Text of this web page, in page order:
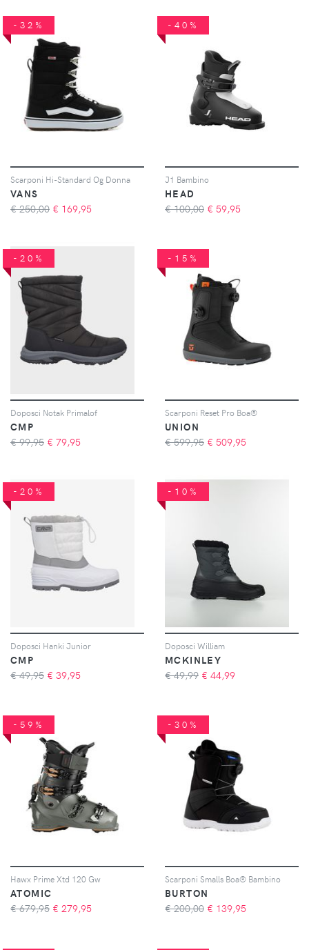
-32%
Scarponi Hi-Standard Og Donna
VANS
€ 250,00 € 169,95
-40%
J1 Bambino
HEAD
€ 100,00 € 59,95
-20%
Doposci Notak Primalof
CMP
€ 99,95 € 79,95
-15%
Scarponi Reset Pro Boa®
UNION
€ 599,95 € 509,95
-20%
Doposci Hanki Junior
CMP
€ 49,95 € 39,95
-10%
Doposci William
MCKINLEY
€ 49,99 € 44,99
-59%
Hawx Prime Xtd 120 Gw
ATOMIC
€ 679,95 € 279,95
-30%
Scarponi Smalls Boa® Bambino
BURTON
€ 200,00 € 139,95